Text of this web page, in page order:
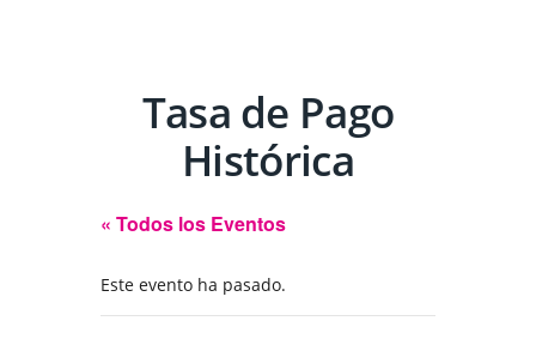
Tasa de Pago
Histórica
« Todos los Eventos
Este evento ha pasado.